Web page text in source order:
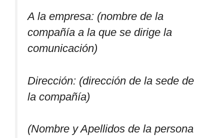
A la empresa: (nombre de la
compañía a la que se dirige la
comunicación)
Dirección: (dirección de la sede de
la compañía)
(Nombre y Apellidos de la persona